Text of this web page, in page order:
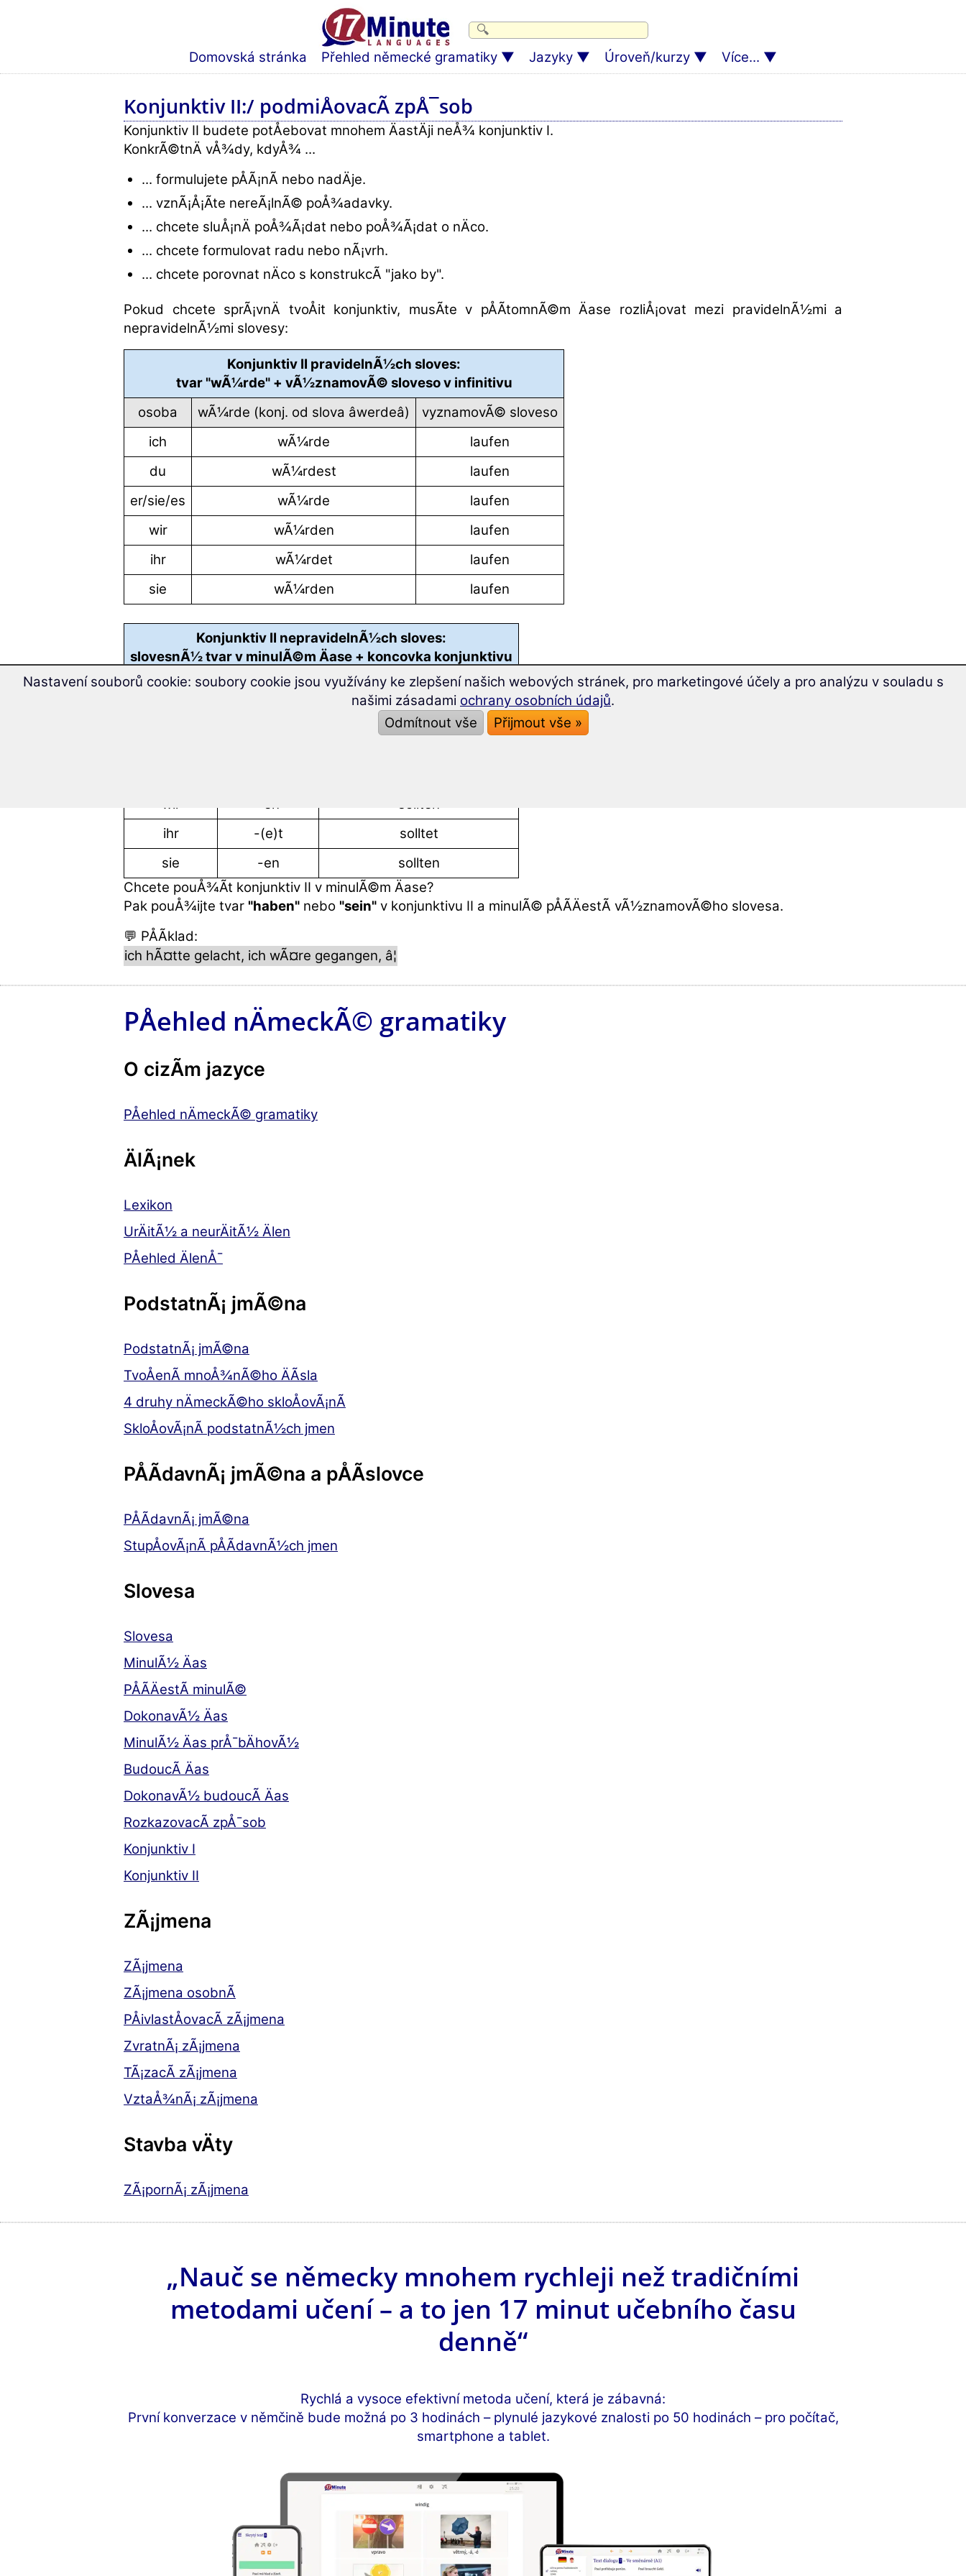
Domovská stránka Přehled německé gramatiky Jazyky Úroveň/kurzy Více...
Konjunktiv II:/ podmiÅovacÃ­ zpÅ¯sob
Konjunktiv II budete potÅebovat mnohem ÄastÄji neÅ¾ konjunktiv I.
KonkrÃ©tnÄ vÅ¾dy, kdyÅ¾ ...
... formulujete pÅÃ¡nÃ­ nebo nadÄje.
... vznÃ¡Å¡Ã­te nereÃ¡lnÃ© poÅ¾adavky.
... chcete sluÅ¡nÄ poÅ¾Ã¡dat nebo poÅ¾Ã¡dat o nÄco.
... chcete formulovat radu nebo nÃ¡vrh.
... chcete porovnat nÄco s konstrukcÃ­ "jako by".
Pokud chcete sprÃ¡vnÄ tvoÅit konjunktiv, musÃ­te v pÅÃ­tomnÃ©m Äase rozliÅ¡ovat mezi pravidelnÃ½mi a
nepravidelnÃ½mi slovesy:
Konjunktiv II pravidelnÃ½ch sloves:
tvar "wÃ¼rde" + vÃ½znamovÃ© sloveso v infinitivu
osoba
wÃ¼rde (konj. od slova âwerdeâ)
vyznamovÃ© sloveso
ich
wÃ¼rde
laufen
du
wÃ¼rdest
laufen
er/sie/es
wÃ¼rde
laufen
wir
wÃ¼rden
laufen
ihr
wÃ¼rdet
laufen
sie
wÃ¼rden laufen
Konjunktiv II nepravidelnÃ½ch sloves:
slovesnÃ½ tvar v minulÃ©m Äase + koncovka konjunktivu
osoba
koncovka
konjunktiv II âsollenâ
sollte
wir
-en
sollten
ihr
-(e)t
solltet
sie
-en
sollten
Chcete pouÅ¾Ã­t konjunktiv II v minulÃ©m Äase?
Pak pouÅ¾ijte tvar "haben" nebo "sein" v konjunktivu II a minulÃ© pÅÃ­ÄestÃ­ vÃ½znamovÃ©ho slovesa.
💬 PÅÃ­klad:
ich hÃ¤tte gelacht, ich wÃ¤re gegangen, â¦
PÅehled nÄmeckÃ© gramatiky
O cizÃ­m jazyce
PÅehled nÄmeckÃ© gramatiky
ÄlÃ¡nek
Lexikon
UrÄitÃ½ a neurÄitÃ½ Älen
PÅehled ÄlenÅ¯
PodstatnÃ¡ jmÃ©na
PodstatnÃ¡ jmÃ©na
TvoÅenÃ­ mnoÅ¾nÃ©ho ÄÃ­sla
4 druhy nÄmeckÃ©ho skloÅovÃ¡nÃ­
SkloÅovÃ¡nÃ­ podstatnÃ½ch jmen
PÅÃ­davnÃ¡ jmÃ©na a pÅÃ­slovce
PÅÃ­davnÃ¡ jmÃ©na
StupÅovÃ¡nÃ­ pÅÃ­davnÃ½ch jmen
Slovesa
Slovesa
MinulÃ½ Äas
PÅÃ­ÄestÃ­ minulÃ©
DokonavÃ½ Äas
MinulÃ½ Äas prÅ¯bÄhovÃ½
BudoucÃ­ Äas
DokonavÃ½ budoucÃ­ Äas
RozkazovacÃ­ zpÅ¯sob
Konjunktiv I
Konjunktiv II
ZÃ¡jmena
ZÃ¡jmena
ZÃ¡jmena osobnÃ­
PÅivlastÅovacÃ­ zÃ¡jmena
ZvratnÃ¡ zÃ¡jmena
TÃ¡zacÃ­ zÃ¡jmena
VztaÅ¾nÃ¡ zÃ¡jmena
Stavba vÄty
ZÃ¡pornÃ¡ zÃ¡jmena
„Nauč se německy mnohem rychleji než tradičními
metodami učení – a to jen 17 minut učebního času
denně“
Rychlá a vysoce efektivní metoda učení, která je zábavná:
První konverzace v němčině bude možná po 3 hodinách – plynulé jazykové znalosti po 50 hodinách – pro počítač,
smartphone a tablet.
Nastavení souborů cookie: soubory cookie jsou využívány ke zlepšení našich webových stránek, pro marketingové účely a pro analýzu v souladu s
našimi zásadami ochrany osobních údajů.
Odmítnout vše
Přijmout vše »